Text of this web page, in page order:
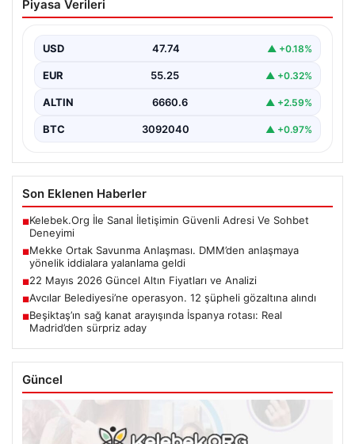
DMM’den anlaşmaya yönelik iddialara
Piyasa Verileri
USD 47.74 ▲ +0.18%
EUR 55.25 ▲ +0.32%
ALTIN 6660.6 ▲ +2.59%
BTC 3092040 ▲ +0.97%
Son Eklenen Haberler
■Kelebek.Org İle Sanal İletişimin Güvenli Adresi Ve Sohbet
Deneyimi
■Mekke Ortak Savunma Anlaşması. DMM’den anlaşmaya
yönelik iddialara yalanlama geldi
■22 Mayıs 2026 Güncel Altın Fiyatları ve Analizi
■Avcılar Belediyesi’ne operasyon. 12 şüpheli gözaltına alındı
■Beşiktaş’ın sağ kanat arayışında İspanya rotası: Real
Madrid’den sürpriz aday
Güncel